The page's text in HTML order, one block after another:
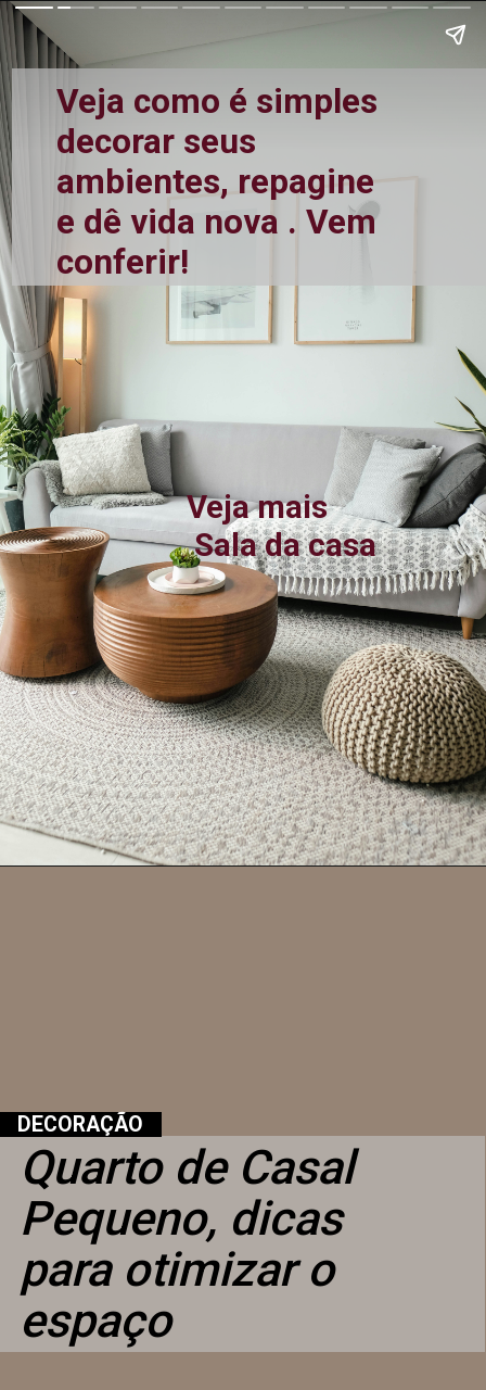
Veja mais
Sala da casa
Veja como é simples
decorar seus
ambientes, repagine
e dê vida nova . Vem
conferir!
DECORAÇÃO
Quarto de Casal
Pequeno, dicas
para otimizar o
espaço